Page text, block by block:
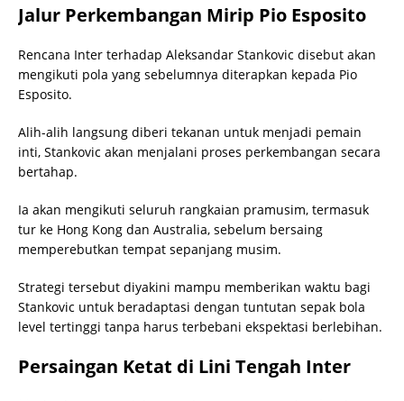
Jalur Perkembangan Mirip Pio Esposito
Rencana Inter terhadap Aleksandar Stankovic disebut akan
mengikuti pola yang sebelumnya diterapkan kepada Pio
Esposito.
Alih-alih langsung diberi tekanan untuk menjadi pemain
inti, Stankovic akan menjalani proses perkembangan secara
bertahap.
Ia akan mengikuti seluruh rangkaian pramusim, termasuk
tur ke Hong Kong dan Australia, sebelum bersaing
memperebutkan tempat sepanjang musim.
Strategi tersebut diyakini mampu memberikan waktu bagi
Stankovic untuk beradaptasi dengan tuntutan sepak bola
level tertinggi tanpa harus terbebani ekspektasi berlebihan.
Persaingan Ketat di Lini Tengah Inter